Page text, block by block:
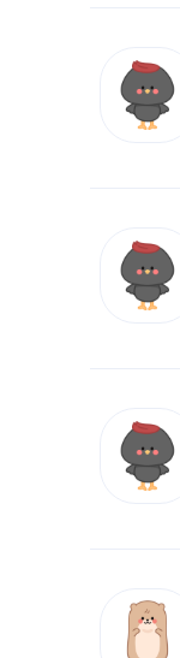
크낙이
크낙이
크낙이
달수리